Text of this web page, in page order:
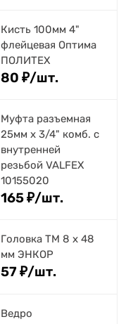
Кисть 100мм 4"
флейцевая Оптима
ПОЛИТЕХ
80 ₽/шт.
Муфта разъемная
25мм х 3/4" комб. с
внутренней
резьбой VALFEX
10155020
165₽/шт.
Головка ТМ 8 х 48
мм ЭНКОР
57 ₽/шт.
Ведро